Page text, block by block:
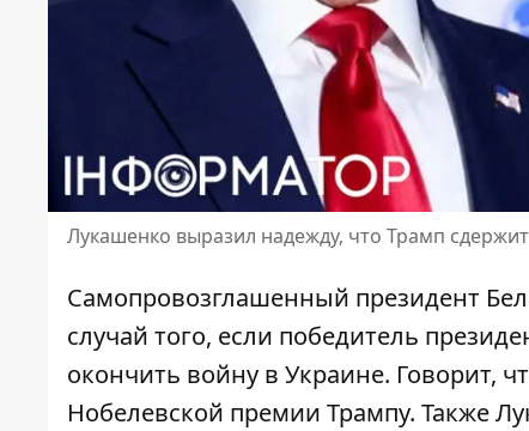
Лукашенко выразил надежду, что Трамп
Самопровозглашенный президент
случай того, если победитель
окончить войну в Украине. Говорит,
Нобелевской премии Трампу. Также